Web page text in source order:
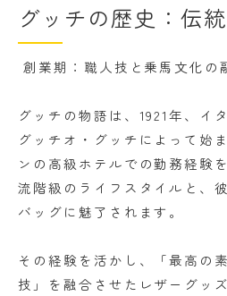
グッチの歴史：伝
創業期：職人技と乗馬文化の
グッチの物語は、1921年、イ
グッチオ・グッチによって始
ンの高級ホテルでの勤務経験
流階級のライフスタイルと、
バッグに魅了されます。
その経験を活かし、「最高の
技」を融合させたレザーグッ